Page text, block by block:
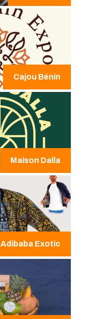
Cajou Bénin
Maison Dalla
Adibaba Exotic